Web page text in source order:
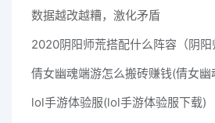
数据越改越糟，激化矛盾
倩女幽魂端游怎么搬砖赚钱(倩女
lol手游体验服(lol手游体验服下载)